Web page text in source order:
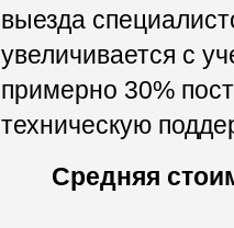
выезда
увеличивается с
примерно 30%
техническую
Средняя